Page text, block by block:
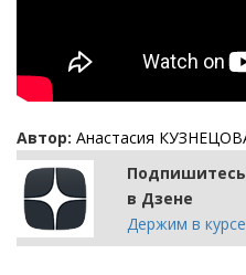
Автор: Анастасия
в Дзене
Держим в